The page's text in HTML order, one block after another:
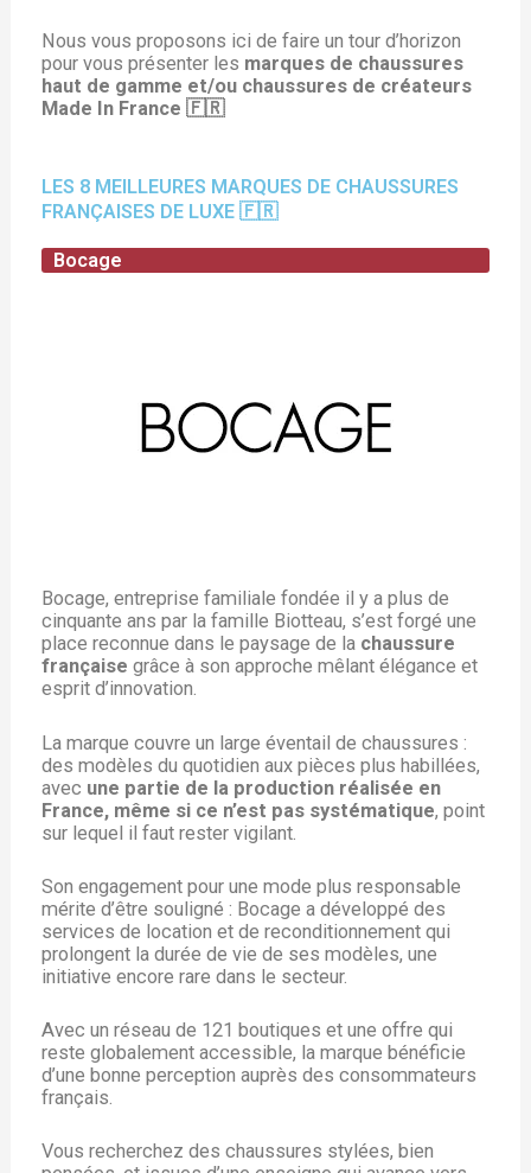
Nous vous proposons ici de faire un tour d’horizon
pour vous présenter les marques de chaussures
haut de gamme et/ou chaussures de créateurs
Made In France 🇫🇷
LES 8 MEILLEURES MARQUES DE CHAUSSURES
FRANÇAISES DE LUXE 🇫🇷
Bocage
Bocage, entreprise familiale fondée il y a plus de
cinquante ans par la famille Biotteau, s’est forgé une
place reconnue dans le paysage de la chaussure
française grâce à son approche mêlant élégance et
esprit d’innovation.
La marque couvre un large éventail de chaussures :
des modèles du quotidien aux pièces plus habillées,
avec une partie de la production réalisée en
France, même si ce n’est pas systématique, point
sur lequel il faut rester vigilant.
Son engagement pour une mode plus responsable
mérite d’être souligné : Bocage a développé des
services de location et de reconditionnement qui
prolongent la durée de vie de ses modèles, une
initiative encore rare dans le secteur.
Avec un réseau de 121 boutiques et une offre qui
reste globalement accessible, la marque bénéficie
d’une bonne perception auprès des consommateurs
français.
Vous recherchez des chaussures stylées, bien